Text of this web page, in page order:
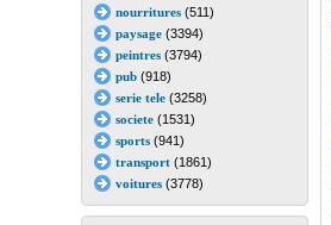
nourritures(511)
paysage(3394)
peintres(3794)
pub(918)
serie tele(3258)
societe(1531)
sports(941)
transport(1861)
voitures(3778)